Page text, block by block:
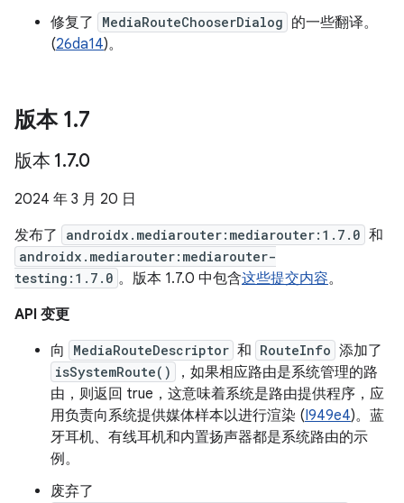
修复了
MediaRouteChooserDialog 的一些翻译。
(26da14)。
版本 1.7
版本 1.7.0
2024 年 3 月 20 日
发布了
androidx.mediarouter:mediarouter:1.7.0 和
androidx.mediarouter:mediarouter-
testing:1.7.0 。版本 1.7.0 中包含这些提交内容。
API 变更
向
MediaRouteDescriptor 和 RouteInfo 添加了
isSystemRoute()
，如果相应路由是系统管理的路
由，则返回 true，这意味着系统是路由提供程序，应
用负责向系统提供媒体样本以进行渲染 (I949e4)。蓝
牙耳机、有线耳机和内置扬声器都是系统路由的示
例。
废弃了